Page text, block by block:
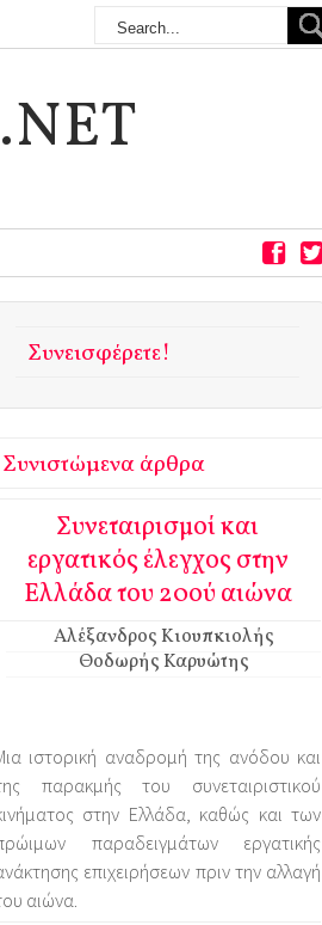
Συνεισφέρετε!
Συνιστώμενα άρθρα
Συνεταιρισμοί και
εργατικός έλεγχος στην
Ελλάδα του 20ού αιώνα
Αλέξανδρος Κιουπκιολής
Θοδωρής Καρυώτης
ιστορική αναδρομή της ανόδου και
παρακμής του συνεταιριστικού
στην Ελλάδα, καθώς και των
παραδειγμάτων εργατικής
επιχειρήσεων πριν την αλλαγή
αιώνα.